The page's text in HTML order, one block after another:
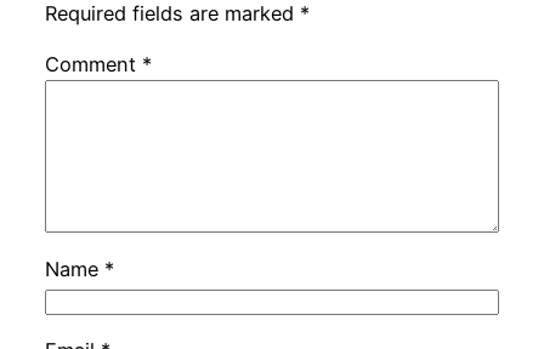
Required fields are marked *
Comment *
Name *